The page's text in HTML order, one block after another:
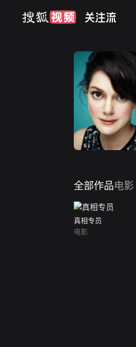
全部作品电影
真相专员
电影